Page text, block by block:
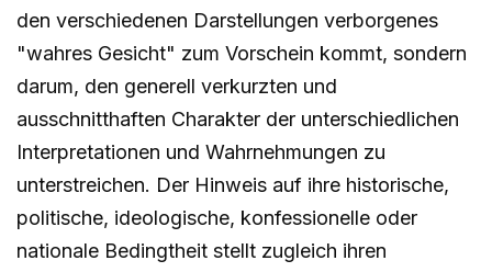
den verschiedenen Darstellungen verborgenes
"wahres Gesicht" zum Vorschein kommt, sondern
darum, den generell verkurzten und
ausschnitthaften Charakter der unterschiedlichen
Interpretationen und Wahrnehmungen zu
unterstreichen. Der Hinweis auf ihre historische,
politische, ideologische, konfessionelle oder
nationale Bedingtheit stellt zugleich ihren